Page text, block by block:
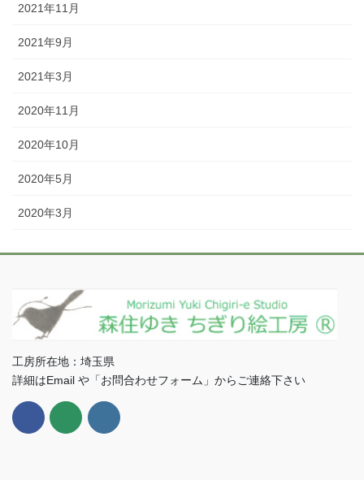
2021年11月
2021年9月
2021年3月
2020年11月
2020年10月
2020年5月
2020年3月
工房所在地：埼玉県
詳細はEmail や「お問合わせフォーム」からご連絡下さい